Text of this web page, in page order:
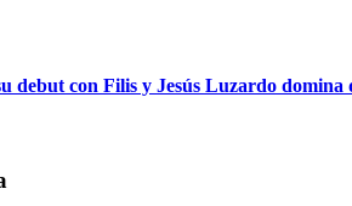
debut con Filis y Jesús Luzardo domina